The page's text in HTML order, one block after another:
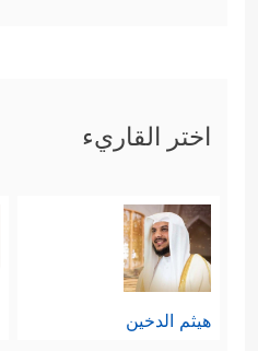
اختر القاريء
هيثم الدخين